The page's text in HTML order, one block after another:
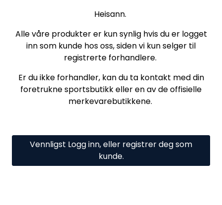
Heisann.
Alle våre produkter er kun synlig hvis du er logget
inn som kunde hos oss, siden vi kun selger til
registrerte forhandlere.
Er du ikke forhandler, kan du ta kontakt med din
foretrukne sportsbutikk eller en av de offisielle
merkevarebutikkene.
Vennligst Logg inn, eller registrer deg som
kunde.